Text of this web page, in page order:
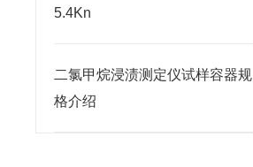
5.4Kn
二氯甲烷浸渍测定仪试样容器规
格介绍